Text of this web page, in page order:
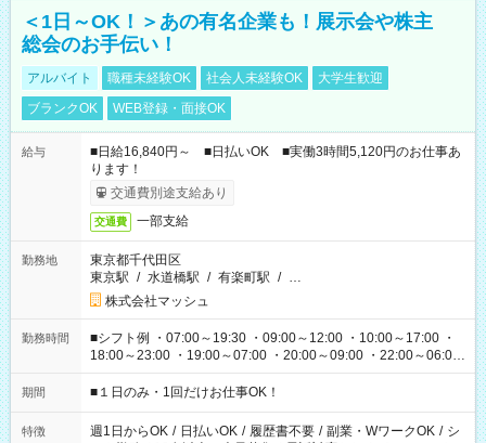
＜1日～OK！＞あの有名企業も！展示会や株主
総会のお手伝い！
アルバイト 職種未経験OK 社会人未経験OK
大学生歓迎
ブランクOK
WEB登録・面接OK
給与
■日給16,840円～ ■日払いOK ■実働3時間5,120円のお仕事あ
ります！
交通費別途支給あり
交通費 一部支給
勤務地
東京都千代田区
東京駅 / 水道橋駅 / 有楽町駅 / …
株式会社マッシュ
勤務時間
■シフト例 ・07:00～19:30 ・09:00～12:00 ・10:00～17:00 ・
18:00～23:00 ・19:00～07:00 ・20:00～09:00 ・22:00～06:00
etc ★最短で3時間で5,120円のお仕事から 15時間で2万円近く稼
げるお仕事も！ ご希望のお時間に合わせてご紹介！ ※シフトは
ください！
期間 ■１日のみ・1回だけお仕事OK！
特徴 週1日からOK / 日払いOK / 履歴書不要 / 副業・WワークOK / シ